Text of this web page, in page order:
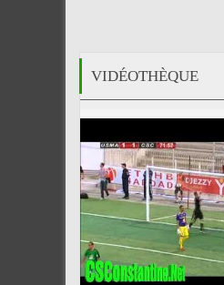
VIDÉOTHÈQUE